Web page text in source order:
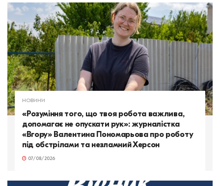
НОВИНИ
«Розуміння того, що твоя робота важлива,
допомагає не опускати рук»: журналістка
«Вгору» Валентина Пономарьова про роботу
під обстрілами та незламний Херсон
07/08/2026